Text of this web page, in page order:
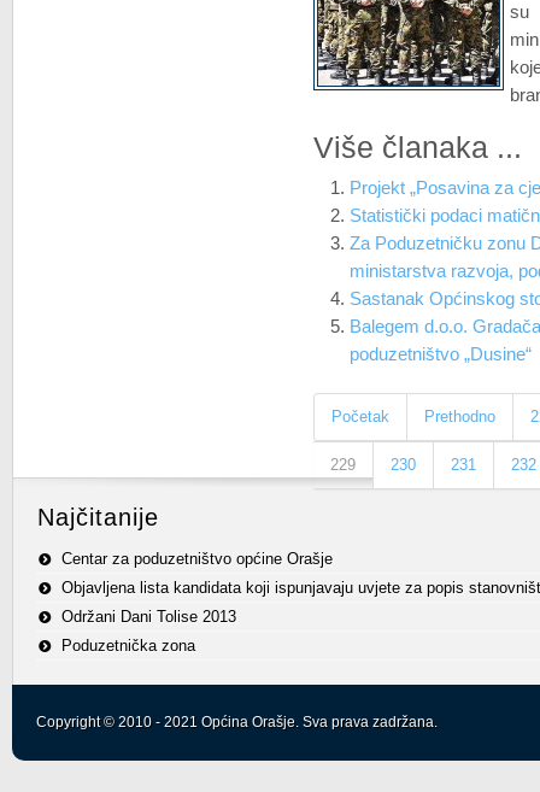
su
Više članaka ...
Projekt „Posavina za
Statistički podaci
Za Poduzetničku zonu
ministarstva razvoja,
Sastanak Općinskog
Balegem d.o.o.
poduzetništvo „Dusine“
Početak Prethodno
229 230 231 232
Najčitanije
Centar za poduzetništvo općine Orašje
Objavljena lista kandidata koji ispunjavaju uvjete za popis
Održani Dani Tolise 2013
Poduzetnička zona
Copyright © 2010 - 2021 Općina Orašje. Sva prava zadržana.